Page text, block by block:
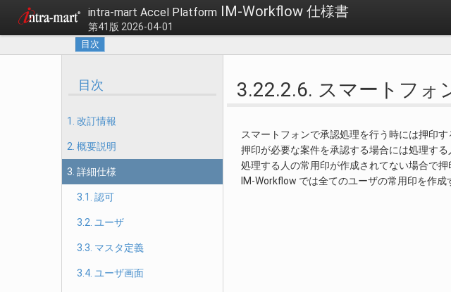
intra-mart Accel Platform IM-Workflow 仕様書
第41版 2026-04-01
目次
目次
1. 改訂情報
2. 概要説明
3. 詳細仕様
3.1. 認可
3.2. ユーザ
3.3. マスタ定義
3.4. ユーザ画面
3.22.2.6. スマートフォ
スマートフォンで承認処理を行う時には押印す
押印が必要な案件を承認する場合には処理する
処理する人の常用印が作成されてない場合で
IM-Workflow では全てのユーザの常用印を作